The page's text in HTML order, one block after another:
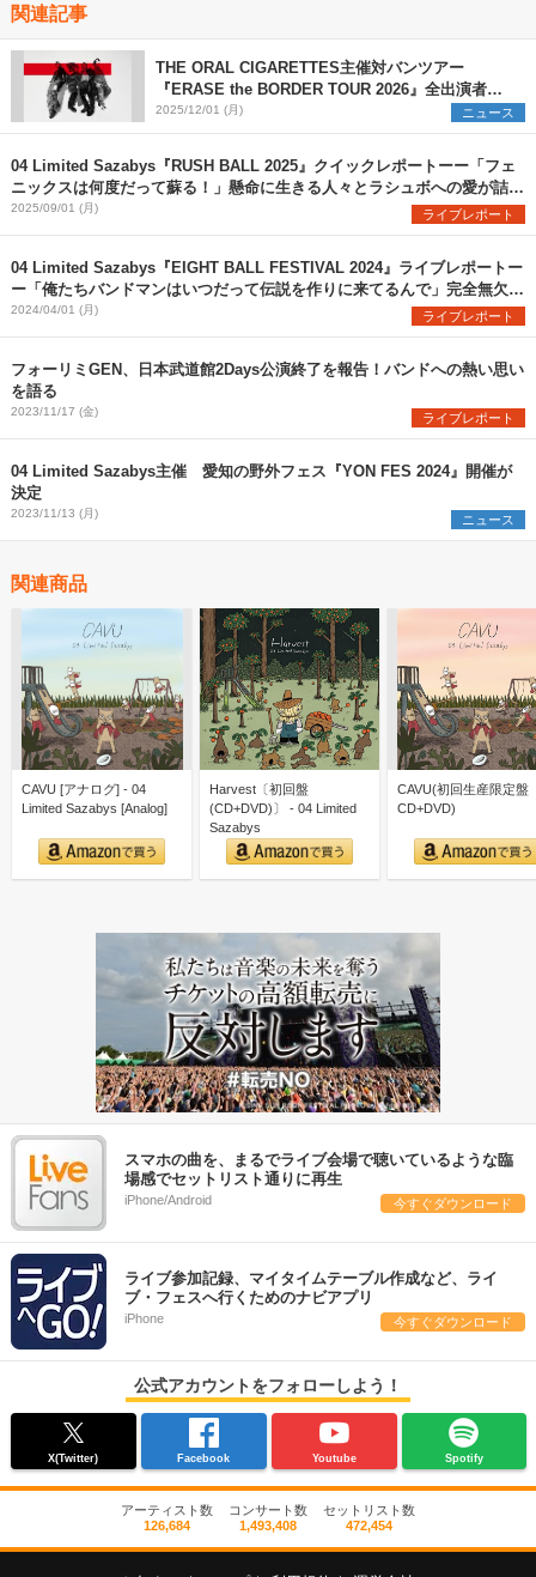
関連記事
THE ORAL CIGARETTES主催対バンツアー
『ERASE the BORDER TOUR 2026』全出演者を
解禁 TK from 凛として時雨ら3組の参加を新たに発
表
2025/12/01 (月) ニュース
04 Limited Sazabys『RUSH BALL 2025』クイックレポートーー「フェ
ニックスは何度だって蘇る！」懸命に生きる人々とラシュボへの愛が詰ま
った珠玉のステージ
2025/09/01 (月) ライブレポート
04 Limited Sazabys『EIGHT BALL FESTIVAL 2024』ライブレポートー
ー「俺たちバンドマンはいつだって伝説を作りに来てるんで」完全無欠の
フォーリミここに在り
2024/04/01 (月) ライブレポート
フォーリミGEN、日本武道館2Days公演終了を報告！バンドへの熱い思い
を語る
2023/11/17 (金) ライブレポート
04 Limited Sazabys主催 愛知の野外フェス『YON FES 2024』開催が
決定
2023/11/13 (月) ニュース
関連商品
CAVU [アナログ] - 04
Limited Sazabys [Analog]
Harvest〔初回盤
(CD+DVD)〕 - 04 Limited
Sazabys
CAVU(初回生産限定盤
CD+DVD)
スマホの曲を、まるでライブ会場で聴いているような臨
場感でセットリスト通りに再生
iPhone/Android 今すぐダウンロード
ライブ参加記録、マイタイムテーブル作成など、ライ
ブ・フェスへ行くためのナビアプリ
iPhone 今すぐダウンロード
公式アカウントをフォローしよう！
X(Twitter) Facebook Youtube Spotify
アーティスト数
126,684
コンサート数
1,493,408
セットリスト数
472,454